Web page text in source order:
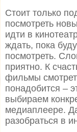
Стоит только
посмотреть
идти в
ждать, пока
посмотреть.
приятно. К
фильмы
понадобится –
выбираем
медиаплеере.
разобраться в